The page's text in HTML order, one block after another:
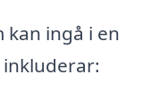
kan ingå i en